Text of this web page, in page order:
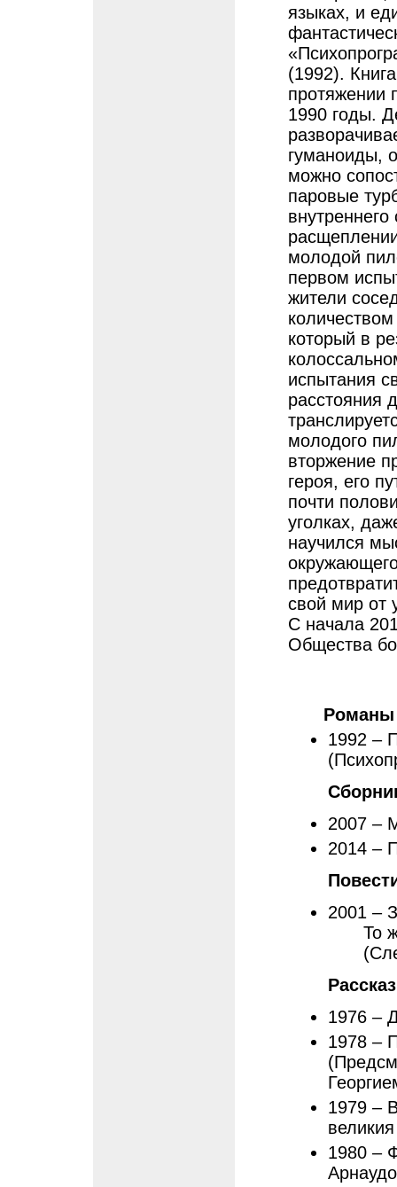
языках, и
(1992).
протяжении
1990 годы.
гуманоиды,
можно
паровые
молодой
первом
жители
который в
испытания
расстояния
молодого
вторжение
героя, его
почти
уголках,
научился
свой мир от
С начала
Общества
Романы
1992 –
2007 –
2014 –
2001 –
То
1976 –
1978 –
1979 –
1980 –